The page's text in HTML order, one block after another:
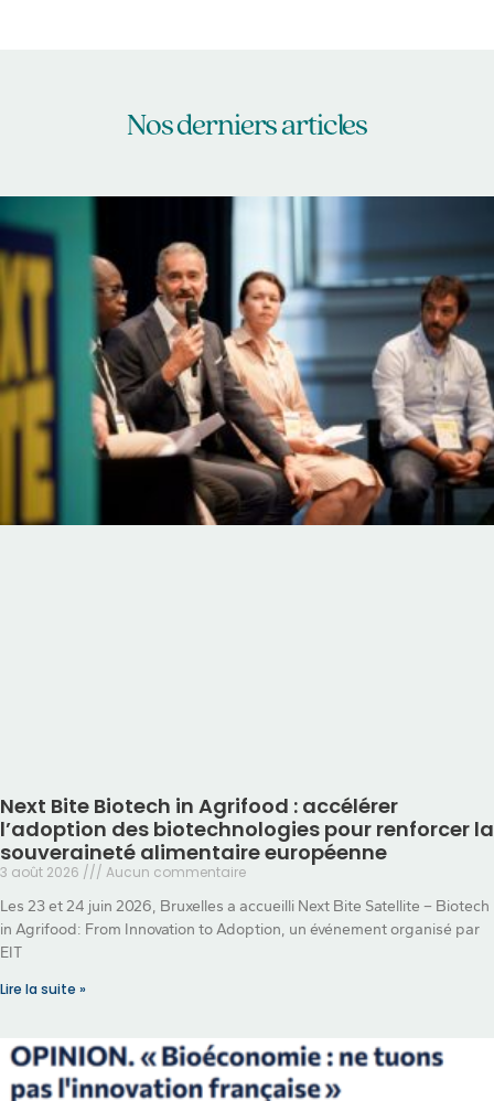
Nos derniers articles
Next Bite Biotech in Agrifood : accélérer
l’adoption des biotechnologies pour renforcer la
souveraineté alimentaire européenne
3 août 2026
Aucun commentaire
Les 23 et 24 juin 2026, Bruxelles a accueilli Next Bite Satellite – Biotech
in Agrifood: From Innovation to Adoption, un événement organisé par
EIT
Lire la suite »